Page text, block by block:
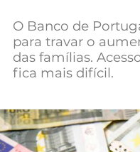
Negócios
Mundial
O Banco de
para travar o
das famílias.
fica mais difícil.